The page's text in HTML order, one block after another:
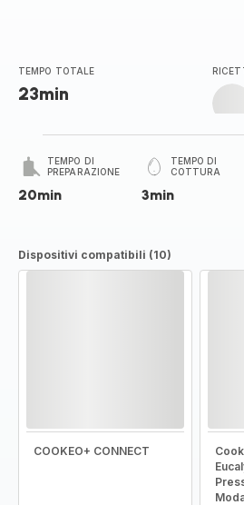
TEMPO TOTALE
23min
TEMPO DI
PREPARAZIONE
20min
TEMPO DI
COTTURA
3min
Dispositivi compatibili (10)
COOKEO+ CONNECT